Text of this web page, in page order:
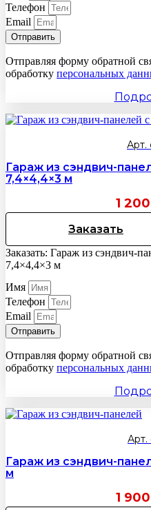
Телефон
Email
Отправить
Отправляя форму обратной
обработку персональных
Арт.
Гараж из сэндвич-
7,4×4,4×3 м
1
Заказать
Заказать: Гараж из сэндвич-
7,4×4,4×3 м
Имя
Телефон
Email
Отправить
Отправляя форму обратной
обработку персональных
Арт.
Гараж из сэндвич-
м
1